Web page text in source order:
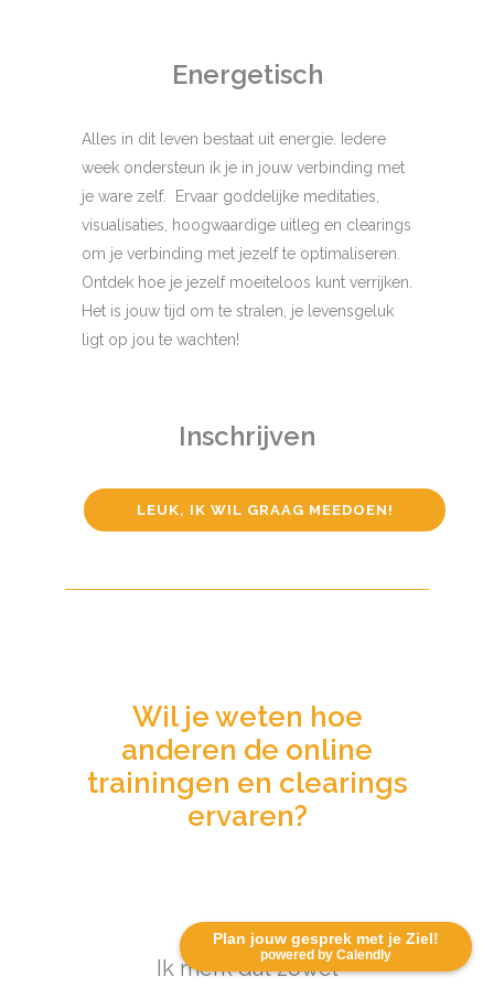
Plan jouw gesprek met je Ziel!
powered by Calendly
Energetisch
Alles in dit leven bestaat uit energie. Iedere
week ondersteun ik je in jouw verbinding met
je ware zelf. Ervaar goddelijke meditaties,
visualisaties, hoogwaardige uitleg en clearings
om je verbinding met jezelf te optimaliseren.
Ontdek hoe je jezelf moeiteloos kunt verrijken.
Het is jouw tijd om te stralen, je levensgeluk
ligt op jou te wachten!
Inschrijven
LEUK, IK WIL GRAAG MEEDOEN!
Wil je weten hoe
anderen de online
trainingen en clearings
ervaren?
Ik merk dat zowel